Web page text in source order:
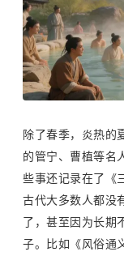
除了春季，炎热的
的管宁、 曹植等名
些事还记录在了《
古代大多数人都没
了，甚至因为长期
子。比如《风俗通